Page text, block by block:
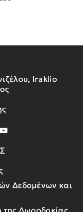
Iraklio
Δεδομένων και
της Δωροδοκίας